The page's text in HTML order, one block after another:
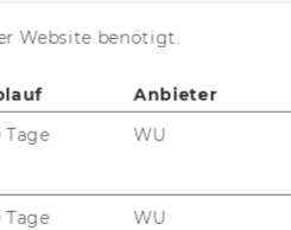
Organisation
Institut
Website benötigt.
Anbieter
Tage WU
Tage WU